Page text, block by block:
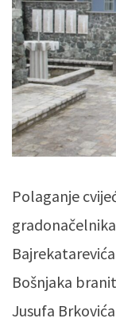
Polaganje
Bošnjaka
Jusufa